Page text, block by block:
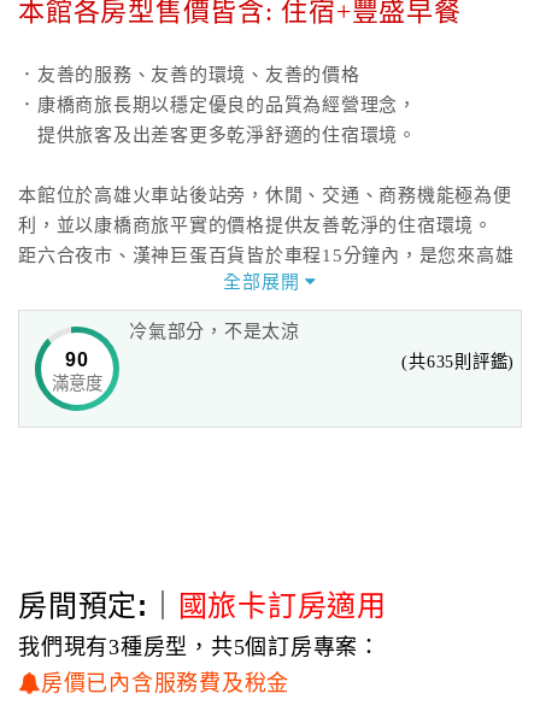
本館各房型售價皆含: 住宿+豐盛早餐
．友善的服務、友善的環境、友善的價格
．康橋商旅長期以穩定優良的品質為經營理念，
提供旅客及出差客更多乾淨舒適的住宿環境。
本館位於高雄火車站後站旁，休閒、交通、商務機能極為便
利，並以康橋商旅平實的價格提供友善乾淨的住宿環境。
距六合夜市、漢神巨蛋百貨皆於車程15分鐘內，是您來高雄
進到康橋，您就能感受到康橋特親切的服務、悠活的居處、
以及康橋飯店所提供的特有在地小吃。
全部展開
90
滿意度
冷氣部分，不是太涼
(共635則評鑑)
房間預定:｜ 國旅卡訂房適用
我們現有3種房型，共5個訂房專案：
房價已內含服務費及稅金